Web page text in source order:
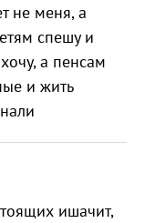
не меня, а
спешу и
а пенсам
и жить
ишачит,